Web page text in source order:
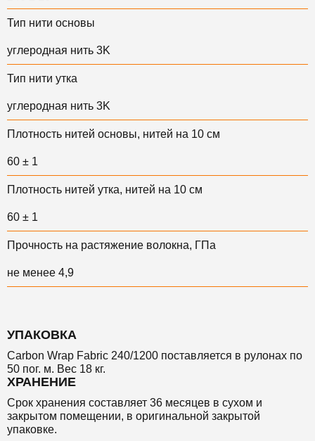
Тип нити основы
углеродная нить 3K
Тип нити утка
углеродная нить 3K
Плотность нитей основы, нитей на 10 см
60 ± 1
Плотность нитей утка, нитей на 10 см
60 ± 1
Прочность на растяжение волокна, ГПа
не менее 4,9
УПАКОВКА
Carbon Wrap Fabric 240/1200 поставляется в рулонах по
50 пог. м. Вес 18 кг.
ХРАНЕНИЕ
Срок хранения составляет 36 месяцев в сухом и
закрытом помещении, в оригинальной закрытой
упаковке.